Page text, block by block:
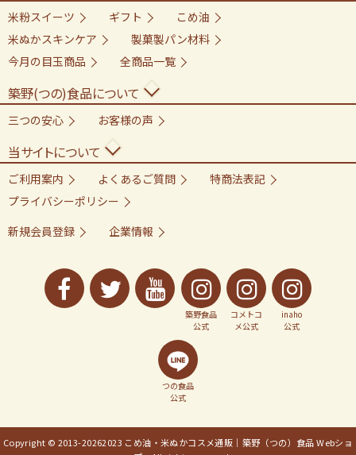
米粉スイーツ ギフト
こめ油
米ぬかスキンケア
製菓製パン材料
今月の目玉商品
全商品一覧
築野(つの)食品について
三つの安心 お客様の声
当サイトについて
ご利用案内 よくあるご質問
特商法表記
プライバシーポリシー
新規会員登録
企業情報
築野食品
公式
コメトコ
メ公式
inaho
公式
つの食品
公式
Copyright © 2013-20262023 こめ油・米ぬかコスメ通販｜築野（つの）食品 Webショ